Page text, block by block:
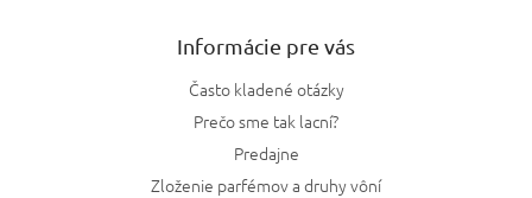
Informácie pre vás
Často kladené otázky
Prečo sme tak lacní?
Predajne
Zloženie parfémov a druhy vôní